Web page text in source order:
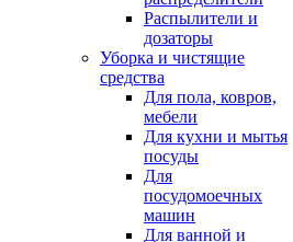
Распылители и
дозаторы
Уборка и чистящие
средства
Для пола, ковров,
мебели
Для кухни и мытья
посуды
Для
посудомоечных
машин
Для ванной и